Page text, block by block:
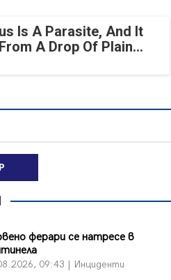
Is A Parasite, And It
A Drop Of Plain...
ферари се натресе в
09:43 | Инциденти